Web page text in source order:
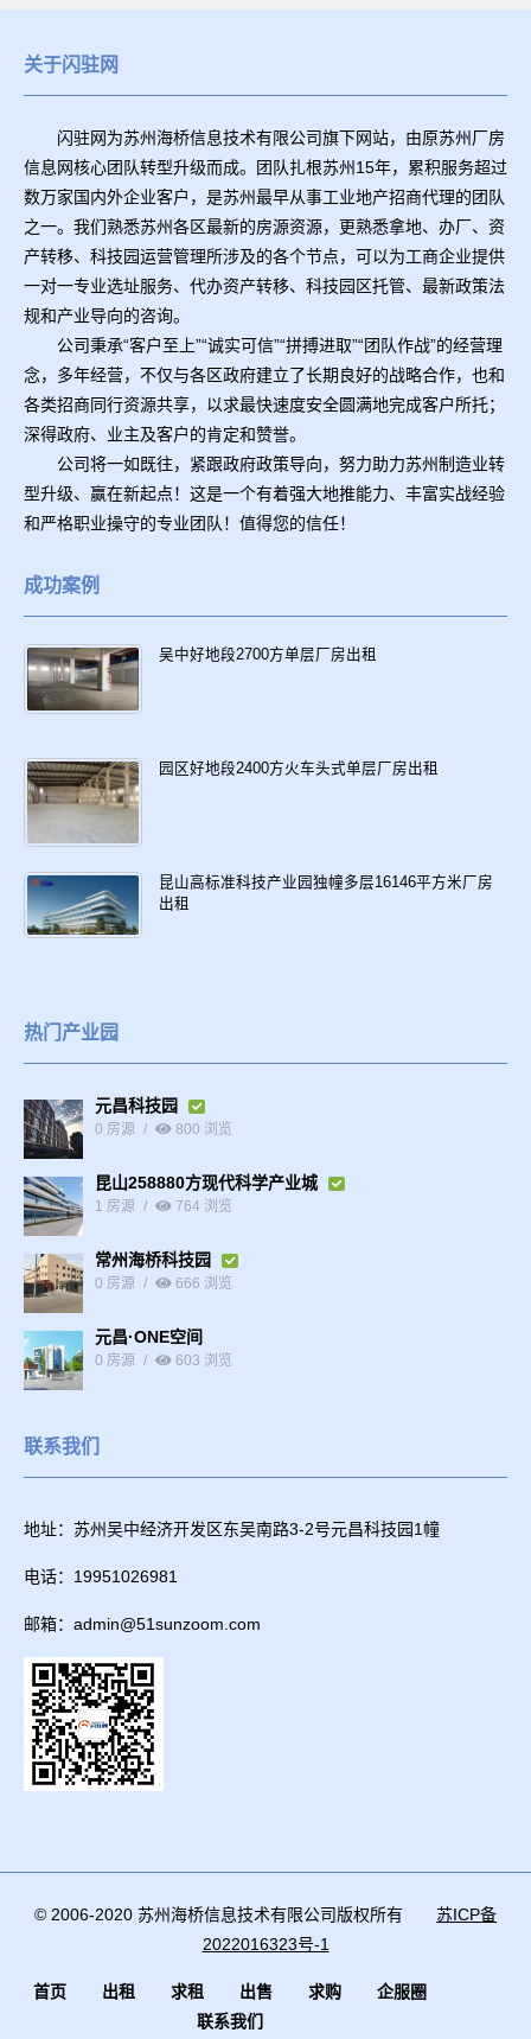
关于闪驻网
闪驻网为苏州海桥信息技术有限公司旗下网站，由原苏州厂房
信息网核心团队转型升级而成。团队扎根苏州15年，累积服务超过
数万家国内外企业客户，是苏州最早从事工业地产招商代理的团队
之一。我们熟悉苏州各区最新的房源资源，更熟悉拿地、办厂、资
产转移、科技园运营管理所涉及的各个节点，可以为工商企业提供
一对一专业选址服务、代办资产转移、科技园区托管、最新政策法
规和产业导向的咨询。
公司秉承“客户至上”“诚实可信”“拼搏进取”“团队作战”的经营理
念，多年经营，不仅与各区政府建立了长期良好的战略合作，也和
各类招商同行资源共享，以求最快速度安全圆满地完成客户所托；
深得政府、业主及客户的肯定和赞誉。
公司将一如既往，紧跟政府政策导向，努力助力苏州制造业转
型升级、赢在新起点！这是一个有着强大地推能力、丰富实战经验
和严格职业操守的专业团队！值得您的信任！
成功案例
吴中好地段2700方单层厂房出租
园区好地段2400方火车头式单层厂房出租
昆山高标准科技产业园独幢多层16146平方米厂房
出租
热门产业园
元昌科技园
0 房源 800 浏览
昆山258880方现代科学产业城
1 房源 764 浏览
常州海桥科技园
0 房源 666 浏览
元昌·ONE空间
0 房源 603 浏览
联系我们
地址：苏州吴中经济开发区东吴南路3-2号元昌科技园1幢
电话：19951026981
邮箱：admin@51sunzoom.com
© 2006-2020 苏州海桥信息技术有限公司版权所有 苏ICP备
2022016323号-1
首页 出租 求租 出售 求购
企服圈
联系我们